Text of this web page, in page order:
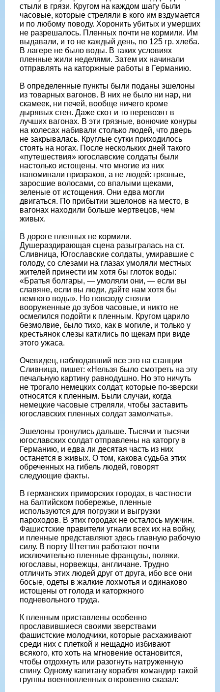
стыли в грязи. Кругом на каждом шагу были
часовые, которые стреляли в кого им вздумается
и по любому поводу. Хоронить убитых и умерших
не разрешалось. Пленных почти не кормили. Им
выдавали, и то не каждый день, по 125 гр. хлеба.
В лагере не было воды. В таких условиях
пленные жили неделями. Затем их начинали
отправлять на каторжные работы в Германию.
В определенные пункты были поданы эшелоны
из товарных вагонов. В них не было ни нар, ни
скамеек, ни печей, вообще ничего кроме
дырявых стен. Даже скот и то перевозят в
лучших вагонах. В эти грязные, вонючие конуры
на колесах набивали столько людей, что дверь
не закрывалась. Круглые сутки приходилось
стоять на ногах. После нескольких дней такого
«путешествия» югославские солдаты были
настолько истощены, что многие из них
напоминали призраков, а не людей: грязные,
заросшие волосами, со впалыми щеками,
зеленые от истощения. Они едва могли
двигаться. По прибытии эшелонов на место, в
вагонах находили больше мертвецов, чем
живых.
В дороге пленных не кормили.
Душераздирающая сцена разыгралась на ст.
Сливница, Югославские солдаты, умиравшие с
голоду, со слезами на глазах умоляли местных
жителей принести им хотя бы глоток воды:
«Братья болгары, — умоляли они, — если вы
славяне, если вы люди, дайте нам хотя бы
немного воды». Но повсюду стояли
вооруженные до зубов часовые, и никто не
осмелился подойти к пленным. Кругом царило
безмолвие, было тихо, как в могиле, и только у
крестьянок слезы катились по щекам при виде
этого ужаса.
Очевидец, наблюдавший все это на станции
Сливница, пишет: «Нельзя было смотреть на эту
печальную картину равнодушно. Но это ничуть
не трогало немецких солдат, которые по-зверски
относятся к пленным. Были случаи, когда
немецкие часовые стреляли, чтобы заставить
югославских пленных солдат замолчать».
Эшелоны тронулись дальше. Тысячи и тысячи
югославских солдат отправлены на каторгу в
Германию, и едва ли десятая часть из них
останется в живых. О том, какова судьба этих
обреченных на гибель людей, говорят
следующие факты.
В германских приморских городах, в частности
на балтийском побережье, пленные
используются для погрузки и выгрузки
пароходов. В этих городах не осталось мужчин.
Фашистские правители угнали всех их на войну,
и пленные представляют здесь главную рабочую
силу. В порту Штеттин работают почти
исключительно пленные французы, поляки,
югославы, норвежцы, англичане. Трудно
отличить этих людей друг от друга, ибо все они
босые, одеты в жалкие лохмотья и одинаково
истощены от голода и каторжного
подневольного труда.
К пленным приставлены особенно
прославившиеся своими зверствами
фашистские молодчики, которые расхаживают
среди них с плеткой и нещадно избивают
всякого, кто хоть на мгновение остановится,
чтобы отдохнуть или разогнуть натруженную
спину. Одному капитану корабля командир такой
группы военнопленных откровенно сказал: